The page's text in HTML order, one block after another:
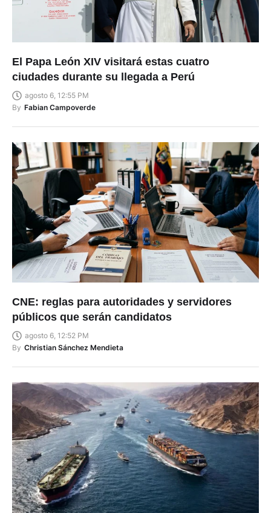
El Papa León XIV visitará estas cuatro
ciudades durante su llegada a Perú
agosto 6, 12:55 PM
By Fabian Campoverde
CNE: reglas para autoridades y servidores
públicos que serán candidatos
agosto 6, 12:52 PM
By Christian Sánchez Mendieta